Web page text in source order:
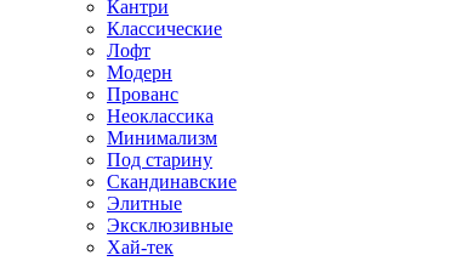
Кантри
Классические
Лофт
Модерн
Прованс
Неоклассика
Минимализм
Под старину
Скандинавские
Элитные
Эксклюзивные
Хай-тек